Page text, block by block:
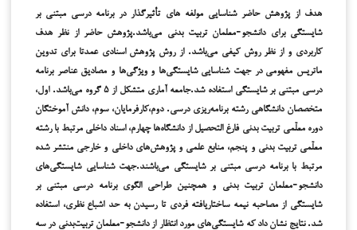
هدف از پژوهش حاضر شناسایی مولفه های تأثیرگذار در برنامه درسی مبتنی بر
شایستگی برای دانشجو-معلمان تربیت بدنی می‌باشد.پژوهش حاضر از نظر هدف
کاربردی و از نظر روش کیفی می‌باشد. از روش پژوهش اسنادی عمدتا برای تدوین
ماتریس مفهومی در جهت شناسایی شایستگی‌ها و ویژگی‌ها و مصادیق عناصر برنامه
درسی مبتنی بر شایستگی استفاده شد.جامعه آماری متشکل از ۵ گروه می‌باشد. اول،
متخصصان دانشگاهی رشته برنامه‌ریزی درسی. دوم،کارفرمایان، سوم، دانش آموختگان
دوره معلّمی تربیت بدنی فارغ التحصیل از دانشگاه‌ها چهارم، اسناد داخلی مرتبط با رشته
معلّمی تربیت بدنی و پنجم، منابع علمی و پژوهش‌های داخلی و خارجی منتشر شده
مرتبط با برنامه درسی مبتنی بر شایستگی می‌باشند.جهت شناسایی شایستگی‌های
دانشجو-معلمان تربیت بدنی و همچنین طراحی الگوی برنامه درسی مبتنی بر
شایستگی از مصاحبه نیمه ساختاریافته فردی تا رسیدن به حد اشباع نظری، استفاده
شد. نتایج‌ نشان داد که‌ شایستگی‌های‌ مورد انتظار از دانشجو-معلمان تربیت‌بدنی در سه‌